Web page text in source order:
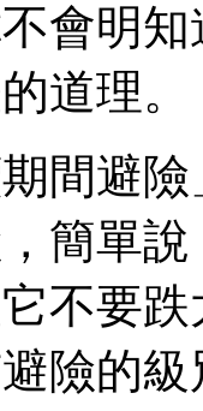
會明
道理。
間避
簡單
不要
險的